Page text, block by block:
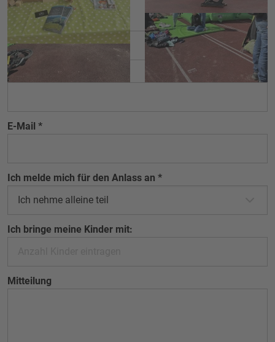
Vorname *
Nachname *
E-Mail *
Ich melde mich für den Anlass an *
Ich bringe meine Kinder mit:
Mitteilung